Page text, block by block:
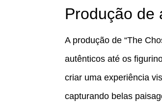
Produção de
A produção de “The
autênticos até os
criar uma experiência
capturando belas